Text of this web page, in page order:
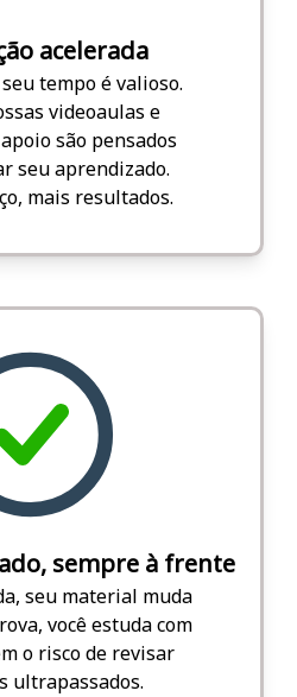
acelerada
tempo é valioso.
videoaulas e
são pensados
seu aprendizado.
mais resultados.
sempre à frente
seu material muda
você estuda com
o risco de revisar
ultrapassados.